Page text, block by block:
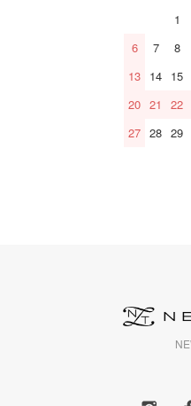
1
6
7 8
13 14 15
20 21 22
27 28 29